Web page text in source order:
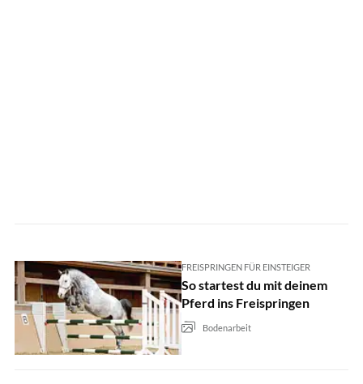
FREISPRINGEN FÜR EINSTEIGER
So startest du mit deinem
Pferd ins Freispringen
Bodenarbeit